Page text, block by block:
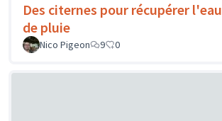
Des citernes pour récupérer l'eau
de pluie
Nico Pigeon
9 0